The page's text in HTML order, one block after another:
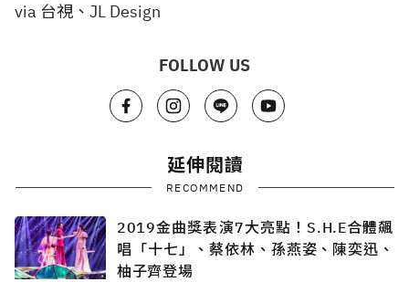
via 台視、JL Design
FOLLOW US
延伸閱讀
RECOMMEND
2019金曲獎表演7大亮點！S.H.E合體飆
唱「十七」、蔡依林、孫燕姿、陳奕迅、
柚子齊登場